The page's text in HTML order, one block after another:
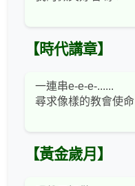
【時代講章】
一連串e-e-e-......
尋求像樣的教會使命
【黃金歲月】